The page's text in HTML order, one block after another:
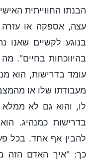
הבנתו החווייתית
עצה, אספקה או עזרה
בנוגע לקשיים שאנו
בהיווכחות בחיים".
עומד בדרישות, הוא
מעבודתו שלו או
לו, והוא גם לא ממלא
בדרישות כמנהיג.
להבין אף אחד. בכל
כך: "איך האדם הזה